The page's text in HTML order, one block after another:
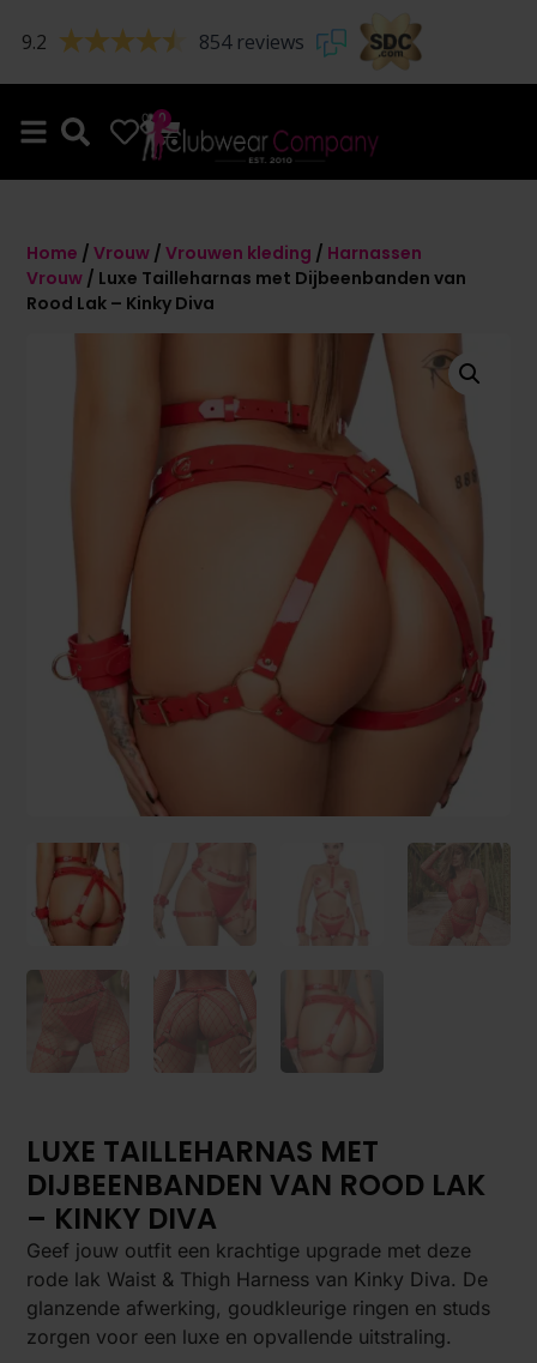
9.2 854 reviews
0 0
Home /Vrouw /Vrouwen kleding / Harnassen
Vrouw / Luxe Tailleharnas met Dijbeenbanden van
Rood Lak – Kinky Diva
LUXE TAILLEHARNAS MET
DIJBEENBANDEN VAN ROOD LAK
– KINKY DIVA
Geef jouw outfit een krachtige upgrade met deze
rode lak Waist & Thigh Harness van Kinky Diva. De
glanzende afwerking, goudkleurige ringen en studs
zorgen voor een luxe en opvallende uitstraling.